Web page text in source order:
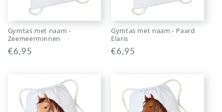
Gymtas met naam -
Zeemeerminnen
Normale
€6,95
Gymtas met naam - Paard
Elaris
Normale
€6,95